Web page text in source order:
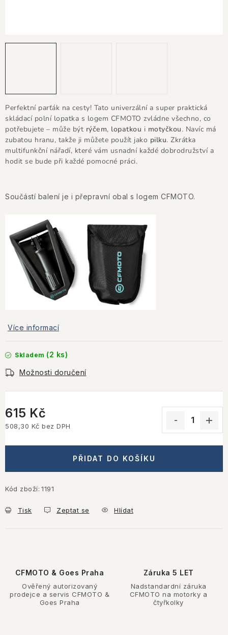
Jak nakupovat
Obchodní podmínky
Podmínky ochrany osobních údajů
Perfektní parťák na cesty! Tato univerzální a super praktická
skládací polní lopatka s logem CFMOTO zvládne všechno, co
potřebujete – může být rýčem, lopatkou i motyčkou. Navíc má
zubatou hranu, takže ji můžete použít jako pilku. Zkrátka
multifunkční nářadí, které vám usnadní každé dobrodružství a
hodit se bude při každé pomocné práci.
Součástí balení je i přepravní obal s logem CFMOTO.
Více informací
Skladem (2 ks)
Možnosti doručení
615 Kč
508,30 Kč bez DPH
PŘIDAT DO KOŠÍKU
Kód zboží: 1191
Tisk Zeptat se Hlídat
CFMOTO & Goes Praha
Ověřený autorizovaný
prodejce a servis CFMOTO &
Goes Praha
Záruka 5 LET
Nadstandardní záruka
CFMOTO na motorky a
čtyřkolky